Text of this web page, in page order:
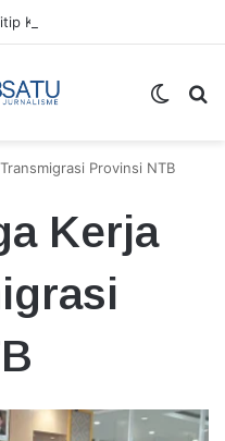
Provinsi NTB
Kerja